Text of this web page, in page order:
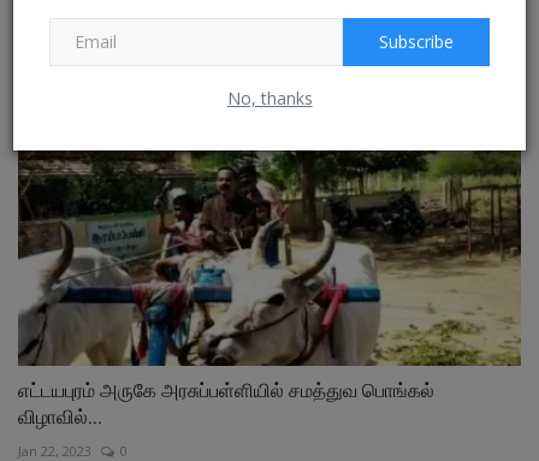
Subscribe
No, thanks
Mar 4, 2024 0
எட்டயபுரம் அருகே அரசுப்பள்ளியில் சமத்துவ பொங்கல்
விழாவில்...
Jan 22, 2023 0